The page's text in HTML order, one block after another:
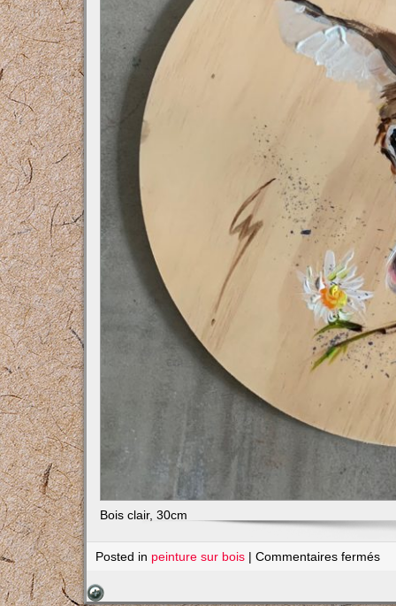
Bois clair, 30cm
Posted in peinture sur bois |Commentaires fermés